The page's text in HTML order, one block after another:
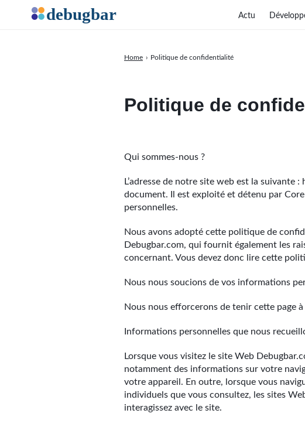
Politique de
Home › Politique de confidentialité
Qui sommes-nous ?
L’adresse de notre site web est la suivante
document. Il est exploité et détenu par
personnelles.
Nous avons adopté cette politique de
Debugbar.com, qui fournit également les
concernant. Vous devez donc lire cette
Nous nous soucions de vos informations
Nous nous efforcerons de tenir cette page
Informations personnelles que nous
Lorsque vous visitez le site Web
notamment des informations sur votre
votre appareil. En outre, lorsque vous
individuels que vous consultez, les sites
interagissez avec le site.
Actu